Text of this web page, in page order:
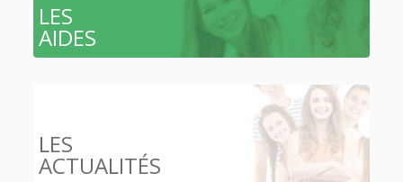
LES
AIDES
LES
ACTUALITÉS